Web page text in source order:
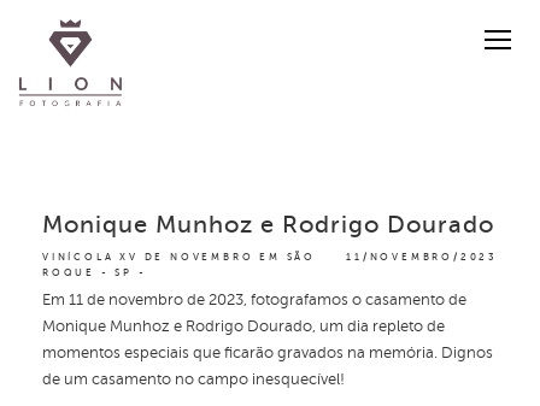
VINÍCOLA XV DE NOVEMBRO EM SÃO
ROQUE - SP
11/NOVEMBRO/2023
Monique Munhoz e Rodrigo Dourado
Em 11 de novembro de 2023, fotografamos o casamento de
Monique Munhoz e Rodrigo Dourado, um dia repleto de
momentos especiais que ficarão gravados na memória. Dignos
de um casamento no campo inesquecível!